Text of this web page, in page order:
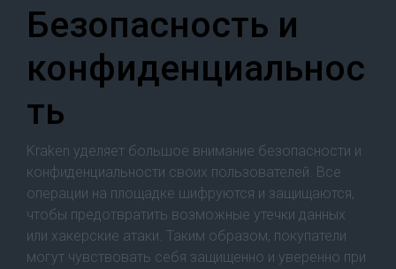
Безопасность и
конфиденциальнос
ть
Kraken уделяет большое внимание безопасности и
конфиденциальности своих пользователей. Все
операции на площадке шифруются и защищаются,
чтобы предотвратить возможные утечки данных
или хакерские атаки. Таким образом, покупатели
могут чувствовать себя защищенно и уверенно при